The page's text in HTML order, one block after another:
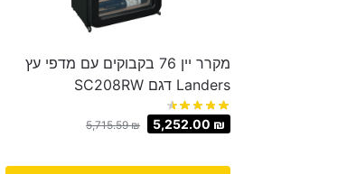
מקרר יין 76 בקבוקים עם מדפי עץ
Landers דגם SC208RW
5,715.59₪ 5,252.00 ₪